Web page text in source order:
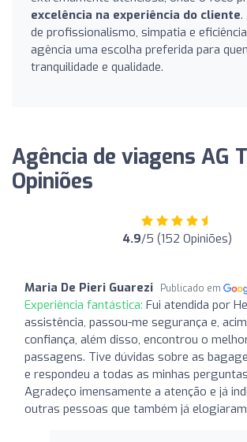
excelência na experiência do cliente.
de profissionalismo, simpatia e
agência uma escolha preferida para
tranquilidade e qualidade.
Agência de viagens AG
Opiniões
4.9/5 (152 Opiniões)
Maria De Pieri Guarezi Publicado em
Experiência fantástica: Fui atendida por
assistência, passou-me segurança e,
confiança, além disso, encontrou o
passagens. Tive dúvidas sobre as
e respondeu a todas as minhas
Agradeço imensamente a atenção e já
outras pessoas que também já